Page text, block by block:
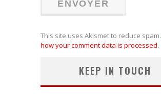
This site uses Akismet to reduce spam.
how your comment data is processed.
KEEP IN TOUCH